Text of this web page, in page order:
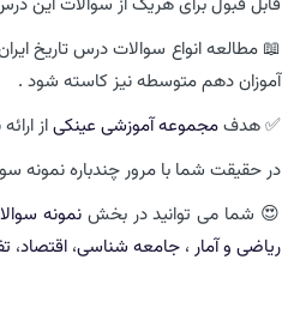
📖 مطالعه انواع سوالات درس تاریخ
آموزان دهم متوسطه نیز کاسته شود .
✅ هدفمجموعه آموزشی عینکیاز
در حقیقت شما با مرور چندباره نمونه
😍 شما می توانید در بخشنمونه
ریاضی و آمار ، جامعه شناسی، اقتصاد،